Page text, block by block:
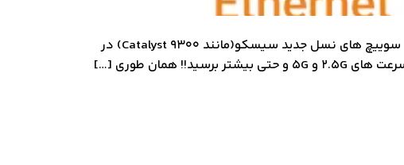
معرفی تکنولوژی Cisco Multigigabit Ethernet این تکنولوژی یکی از قابلیت های انحصاری شرکت سیسکو بر روی سوییچ های نسل جدید سیسکو(مانند Catalyst 9300) در